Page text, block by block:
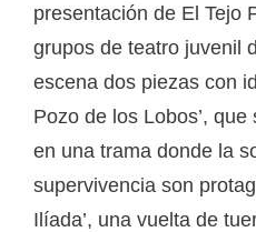
presentación de El Tejo
grupos de teatro juvenil
escena dos piezas con
Pozo de los Lobos’,
en una trama donde la
supervivencia son
Ilíada’, una vuelta de